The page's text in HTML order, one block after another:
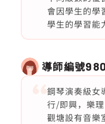
會因學生的學
學生的學習能
導師編號
鋼琴演奏級女
行/即興，樂
觀塘設有音樂